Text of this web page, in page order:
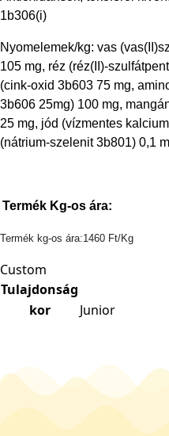
1b306(i)
Nyomelemek/kg: vas
105 mg, réz (réz(II)-
(cink-oxid 3b603 75 mg,
3b606 25mg) 100 mg,
25 mg, jód (vízmentes
(nátrium-szelenit 3b801) 0,1
Termék Kg-os ára:
Termék kg-os ára:1460 Ft/Kg
Custom
Tulajdonság
kor
Junior